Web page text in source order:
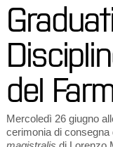
del
Mercoledì 26 giugno
cerimonia di consegna